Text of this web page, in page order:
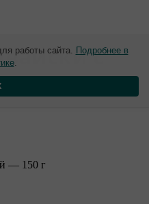
с
— 150 г
работы сайта. Подробнее в
.